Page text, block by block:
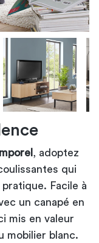
, adoptez
qui
Facile à
un canapé en
mis en valeur
mobilier blanc.
petit meuble
lampadaire en
petit
meuble TV à
partout
petit